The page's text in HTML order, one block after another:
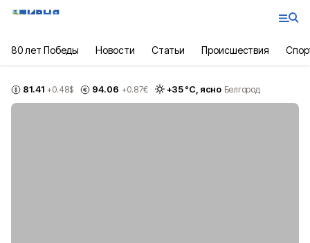
80 лет Победы Новости Статьи Происшествия
81.41 +0.48$ 94.06 +0.87€ +35°С, ясно Белгород